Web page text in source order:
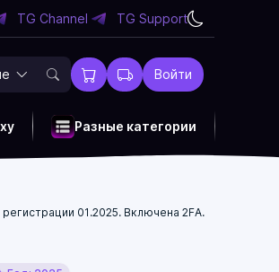
TG Channel TG Support
Войти
Разные категории
01.2025. Включена 2FA.